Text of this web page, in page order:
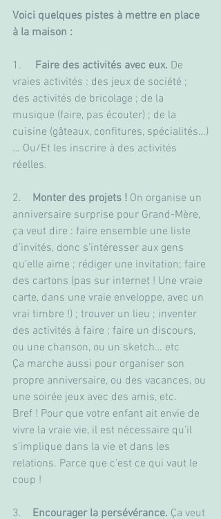
Voici quelques pistes à mettre en place
à la maison :
1. Faire des activités avec eux. De
vraies activités : des jeux de société ;
des activités de bricolage ; de la
musique (faire, pas écouter) ; de la
cuisine (gâteaux, confitures, spécialités…)
… Ou/Et les inscrire à des activités
réelles.
2. Monter des projets ! On organise un
anniversaire surprise pour Grand-Mère,
ça veut dire : faire ensemble une liste
d’invités, donc s’intéresser aux gens
qu’elle aime ; rédiger une invitation; faire
des cartons (pas sur internet ! Une vraie
carte, dans une vraie enveloppe, avec un
vrai timbre !) ; trouver un lieu ; inventer
des activités à faire ; faire un discours,
ou une chanson, ou un sketch… etc
Ça marche aussi pour organiser son
propre anniversaire, ou des vacances, ou
une soirée jeux avec des amis, etc.
Bref ! Pour que votre enfant ait envie de
vivre la vraie vie, il est nécessaire qu’il
s’implique dans la vie et dans les
relations. Parce que c’est ce qui vaut le
coup !
3. Encourager la persévérance. Ça veut